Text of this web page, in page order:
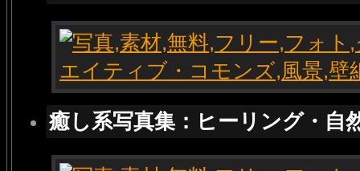
癒し系写真集：ヒーリング・自